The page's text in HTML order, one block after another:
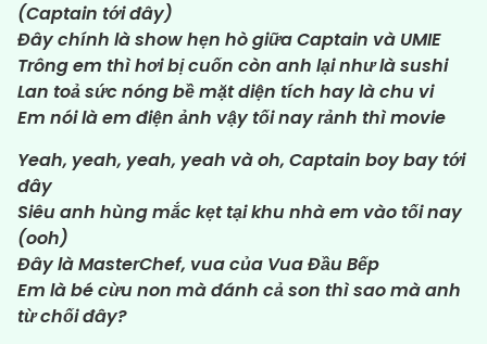
(Captain tới đây)
Đây chính là show hẹn hò giữa Captain và UMIE
Trông em thì hơi bị cuốn còn anh lại như là sushi
Lan toả sức nóng bề mặt diện tích hay là chu vi
Em nói là em điện ảnh vậy tối nay rảnh thì movie
Yeah, yeah, yeah, yeah và oh, Captain boy bay tới
đây
Siêu anh hùng mắc kẹt tại khu nhà em vào tối nay
(ooh)
Đây là MasterChef, vua của Vua Đầu Bếp
Em là bé cừu non mà đánh cả son thì sao mà anh
từ chối đây?